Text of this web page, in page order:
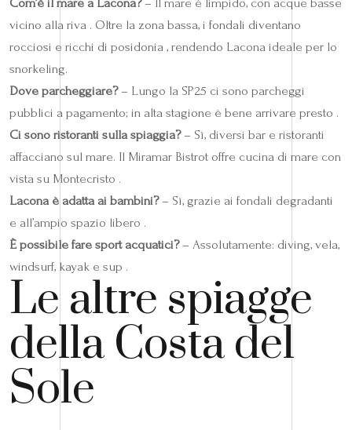
Com’è il mare a Lacona?– Il mare è limpido, con acque basse
vicino alla riva . Oltre la zona bassa, i fondali diventano
rocciosi e ricchi di posidonia , rendendo Lacona ideale per lo
snorkeling.
Dove parcheggiare?– Lungo la SP25 ci sono parcheggi
pubblici a pagamento; in alta stagione è bene arrivare presto .
Ci sono ristoranti sulla spiaggia?– Sì, diversi bar e ristoranti
affacciano sul mare. Il Miramar Bistrot offre cucina di mare con
vista su Montecristo .
Lacona è adatta ai bambini?– Sì, grazie ai fondali degradanti
e all’ampio spazio libero .
È possibile fare sport acquatici?– Assolutamente: diving, vela,
windsurf, kayak e sup .
Le altre spiagge
della Costa del
Sole